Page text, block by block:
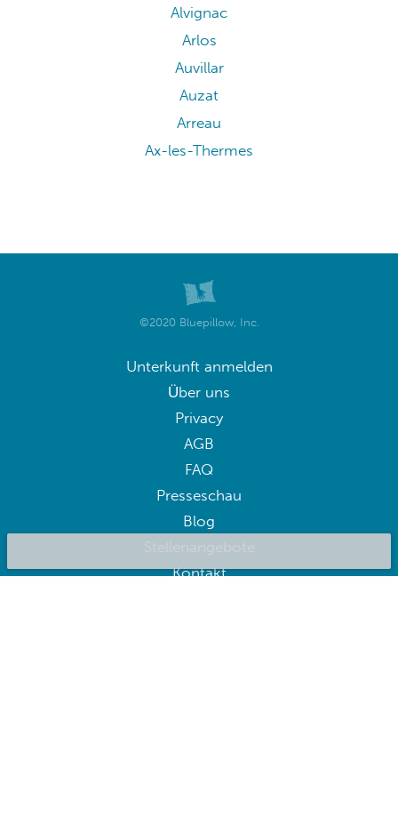
Alvignac
Arlos
Auvillar
Auzat
Arreau
Ax-les-Thermes
©2020 Bluepillow, Inc.
Unterkunft anmelden
Über uns
Privacy
AGB
FAQ
Presseschau
Blog
Stellenangebote
Kontakt